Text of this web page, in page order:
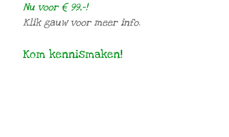
Nu voor € 99,-!
Klik gauw voor meer info.
Kom kennismaken!